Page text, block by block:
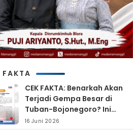
FAKTA
CEK FAKTA: Benarkah Akan
Terjadi Gempa Besar di
Tuban-Bojonegoro? Ini
Penjelasan BMKG
16 Juni 2026